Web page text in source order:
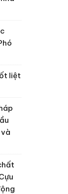
liệt